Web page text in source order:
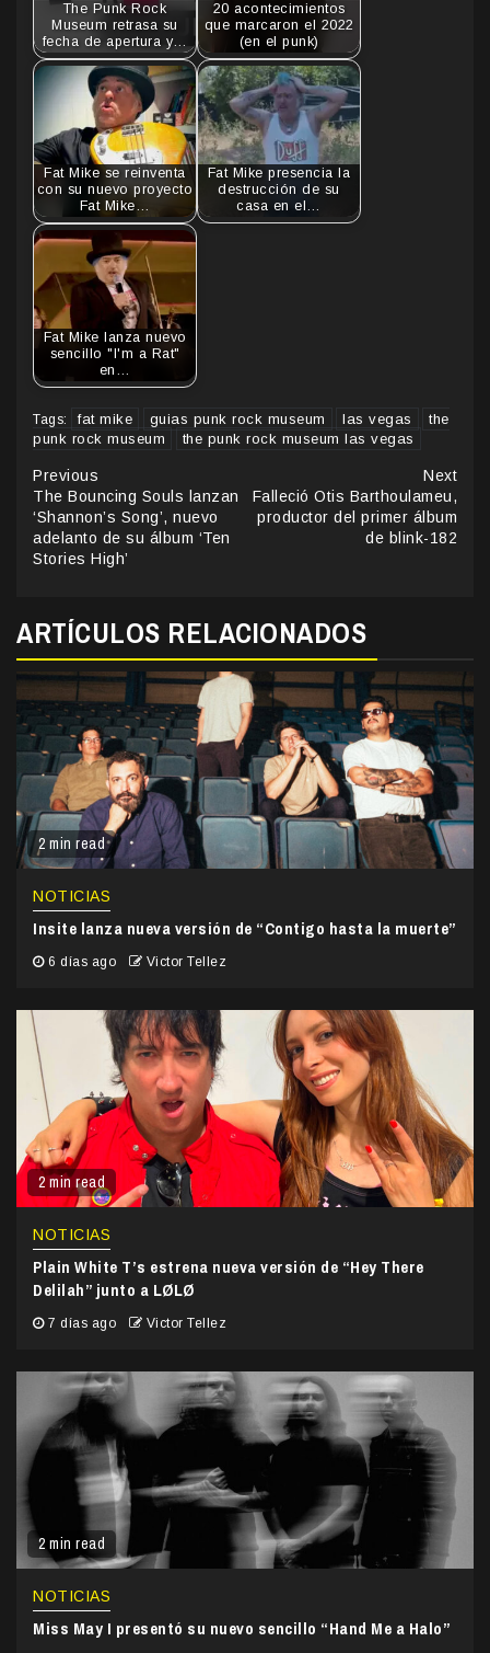
The Punk Rock
Museum retrasa su
fecha de apertura y…
20 acontecimientos
que marcaron el 2022
(en el punk)
Fat Mike se reinventa
con su nuevo proyecto
Fat Mike…
Fat Mike presencia la
destrucción de su
casa en el…
Fat Mike lanza nuevo
sencillo "I'm a Rat"
en…
Tags: fat mike guias punk rock museum las vegas
the
punk rock museum
the punk rock museum las vegas
Continue
Reading
Previous
The Bouncing Souls lanzan
‘Shannon’s Song’, nuevo
adelanto de su álbum ‘Ten
Stories High’
Next
Falleció Otis Barthoulameu,
productor del primer álbum
de blink-182
ARTÍCULOS RELACIONADOS
2 min read
NOTICIAS
Insite lanza nueva versión de “Contigo hasta la muerte”
6 días ago Victor Tellez
2 min read
NOTICIAS
Plain White T’s estrena nueva versión de “Hey There
Delilah” junto a LØLØ
7 días ago Victor Tellez
2 min read
NOTICIAS
Miss May I presentó su nuevo sencillo “Hand Me a Halo”